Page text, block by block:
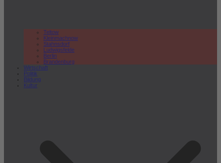
Teltow
Kleinmachnow
Stahnsdorf
Ludwigsfelde
Berlin
Brandenburg
Wirtschaft
Politik
Bildung
Kultur